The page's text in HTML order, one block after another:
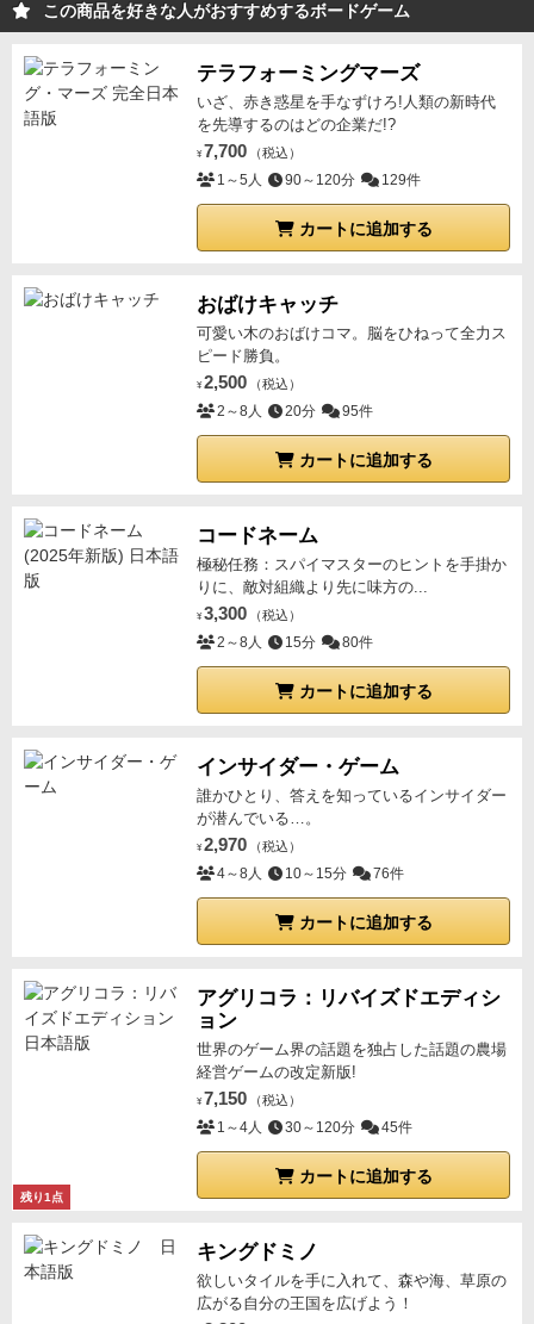
この商品を好きな人がおすすめするボードゲーム
テラフォーミングマーズ
いざ、赤き惑星を手なずけろ!人類の新時代
を先導するのはどの企業だ!?
¥ 7,700 （税込）
1～5人 90～120分 129件
カートに追加する
おばけキャッチ
可愛い木のおばけコマ。脳をひねって全力ス
ピード勝負。
¥ 2,500 （税込）
2～8人 20分 95件
カートに追加する
コードネーム
極秘任務：スパイマスターのヒントを手掛か
りに、敵対組織より先に味方の...
¥ 3,300 （税込）
2～8人 15分 80件
カートに追加する
インサイダー・ゲーム
誰かひとり、答えを知っているインサイダー
が潜んでいる…。
¥ 2,970 （税込）
4～8人 10～15分 76件
カートに追加する
残り1点
アグリコラ：リバイズドエディシ
ョン
世界のゲーム界の話題を独占した話題の農場
経営ゲームの改定新版!
¥ 7,150 （税込）
1～4人 30～120分 45件
カートに追加する
キングドミノ
欲しいタイルを手に入れて、森や海、草原の
広がる自分の王国を広げよう！